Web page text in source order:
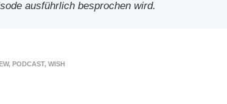
ausführlich besprochen wird.
, PODCAST, WISH